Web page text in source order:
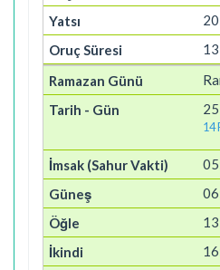
14